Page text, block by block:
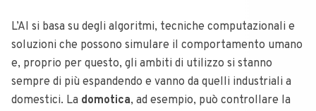
L’AI si basa su degli algoritmi, tecniche computazionali e
soluzioni che possono simulare il comportamento umano
e, proprio per questo, gli ambiti di utilizzo si stanno
sempre di più espandendo e vanno da quelli industriali a
domestici. La domotica, ad esempio, può controllare la